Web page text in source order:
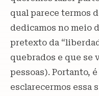
qual parece termos
dedicamos no meio
pretexto da
quebrados e que se
pessoas). Portanto,
esclarecermos essa